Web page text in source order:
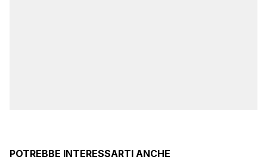
POTREBBE INTERESSARTI ANCHE